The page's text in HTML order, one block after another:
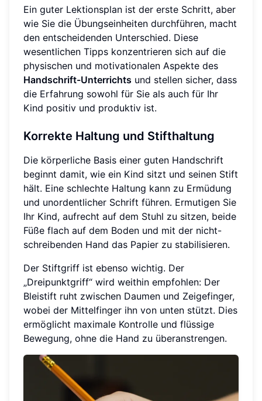
Ein guter Lektionsplan ist der erste Schritt, aber
wie Sie die Übungseinheiten durchführen, macht
den entscheidenden Unterschied. Diese
wesentlichen Tipps konzentrieren sich auf die
physischen und motivationalen Aspekte des
Handschrift-Unterrichts und stellen sicher, dass
die Erfahrung sowohl für Sie als auch für Ihr
Kind positiv und produktiv ist.
Korrekte Haltung und Stifthaltung
Die körperliche Basis einer guten Handschrift
beginnt damit, wie ein Kind sitzt und seinen Stift
hält. Eine schlechte Haltung kann zu Ermüdung
und unordentlicher Schrift führen. Ermutigen Sie
Ihr Kind, aufrecht auf dem Stuhl zu sitzen, beide
Füße flach auf dem Boden und mit der nicht-
schreibenden Hand das Papier zu stabilisieren.
Der Stiftgriff ist ebenso wichtig. Der
„Dreipunktgriff“ wird weithin empfohlen: Der
Bleistift ruht zwischen Daumen und Zeigefinger,
wobei der Mittelfinger ihn von unten stützt. Dies
ermöglicht maximale Kontrolle und flüssige
Bewegung, ohne die Hand zu überanstrengen.